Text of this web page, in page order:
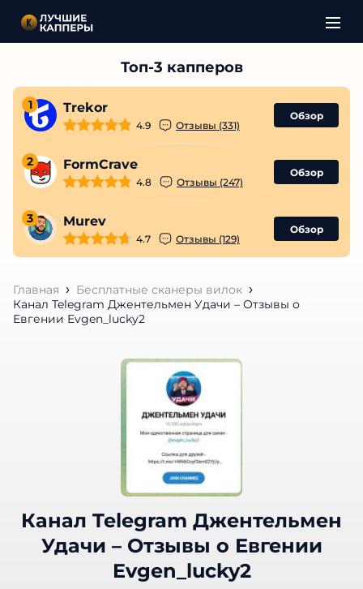
1 Trekor
4.9 Отзывы (331)
Обзор
2 FormCrave
4.8 Отзывы (247)
Обзор
3 Murev
4.7 Отзывы (129)
Обзор
Главная
Бесплатные сканеры вилок
Канал Telegram Джентельмен Удачи – Отзывы о
Евгении Evgen_lucky2
Канал Telegram Джентельмен
Удачи – Отзывы о Евгении
Evgen_lucky2